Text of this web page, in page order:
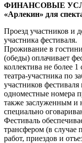
ФИНАНСОВЫЕ
«Арлекин» для
Проезд участников и
участника фестиваля.
Проживание в
(обеды) оплачивает
коллектива не более
театра-участника по
участников
одноместные номера
также заслуженным и
специально
Фестиваль
трансфером (в
работ, приездов и